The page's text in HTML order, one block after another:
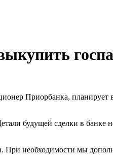
Приорбанка, планирует
будущей сделки в банке
При необходимости мы